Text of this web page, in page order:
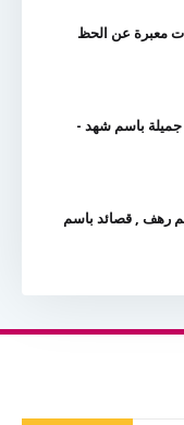
معبرة عن الحظ
باسم شهد -
رهف , قصائد باسم